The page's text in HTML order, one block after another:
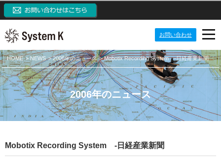
お問い合わせ
PRODUCTS
プロダクト
IP監視カメラシステム
ネットワークカメラ
パッケージ製品
NEWS
ニュース
定期配信メールのご登録
監視カメラブログ
ABOUT US
会社案内
CONTACT US
システム・ケイAIサイトへ
HOME NEWS 2006年のニュース Mobotix Recording System -日経産業新聞
2006年のニュース
Mobotix Recording System -日経産業新聞